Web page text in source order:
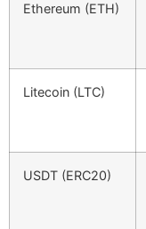
Ethereum (ETH)
Litecoin (LTC)
USDT (ERC20)